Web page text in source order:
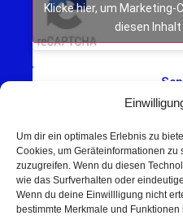
Um dir ein optimales Erlebnis zu
Cookies, um Geräteinformationen
zuzugreifen. Wenn du diesen
wie das Surfverhalten oder
Wenn du deine Einwillligung nicht
bestimmte Merkmale und
Schweinfurt NEWS –
Klicke hier, um Marketing-
diesen